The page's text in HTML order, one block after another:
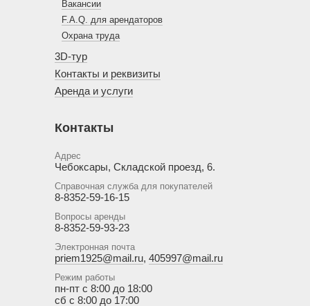
Вакансии
F.A.Q. для арендаторов
Охрана труда
3D-тур
Контакты и реквизиты
Аренда и услуги
Контакты
Адрес
Чебоксары, Складской проезд, 6.
Справочная служба для покупателей
8-8352-59-16-15
Вопросы аренды
8-8352-59-93-23
Электронная почта
priem1925@mail.ru, 405997@mail.ru
Режим работы
пн-пт с 8:00 до 18:00
сб с 8:00 до 17:00